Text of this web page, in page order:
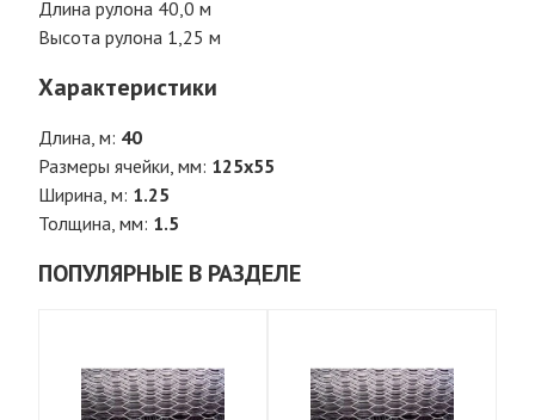
Длина рулона 40,0 м
Высота рулона 1,25 м
Характеристики
Длина, м: 40
Размеры ячейки, мм: 125х55
Ширина, м: 1.25
Толщина, мм: 1.5
ПОПУЛЯРНЫЕ В РАЗДЕЛЕ